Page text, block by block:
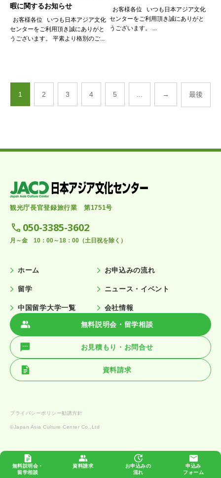
無料説明会・
留学相談
資料請求
お申込みの
流れ
申込み
フォーム
暇に関するお知らせ
お客様各位 いつも日本アジア文化
センターをご利用頂き誠にありがと
うございます。 平素より格別のご...
お客様各位 いつも日本アジア文化
センターをご利用頂き誠にありがと
うございます。 ...
1 2 3 4 5 → 最後
観光庁長官登録旅行業 第1751号
050-3385-3602
月～金 10：00～18：00（土日祝を除く）
プライバシーポリシー勧誘方針
©️Japan Asia Culture Center Co.,Ltd
ホーム
留学
中国留学大学一覧
お申込みの流れ
ニュース・イベント
会社情報
無料説明会・留学相談
お見積もり・お問合せ
資料請求